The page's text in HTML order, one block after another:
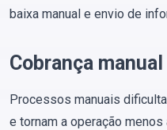
baixa manual e envio de
Cobrança manual
Processos manuais
e tornam a operação menos